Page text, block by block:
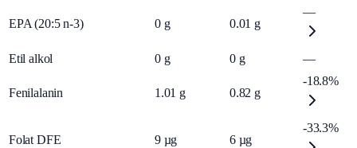
EPA (20:5 n-3) 0 g 0.01 g
—
Etil alkol 0 g 0 g —
Fenilalanin 1.01 g 0.82 g
-18.8%
Folat DFE 9 µg 6 µg
-33.3%